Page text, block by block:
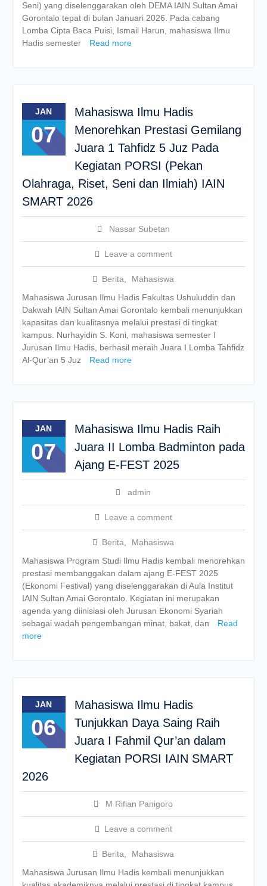
Seni) yang diselenggarakan oleh DEMA IAIN Sultan Amai
Gorontalo tepat di bulan Januari 2026. Pada cabang
Lomba Cipta Baca Puisi, Ismail Harun, mahasiswa Ilmu
Hadis semester
Read more
JAN
07
Mahasiswa Ilmu Hadis
Menorehkan Prestasi Gemilang
Juara 1 Tahfidz 5 Juz Pada
Kegiatan PORSI (Pekan
Olahraga, Riset, Seni dan Ilmiah) IAIN
SMART 2026
Nassar Subetan
Leave a comment
Berita
Mahasiswa
Mahasiswa Jurusan Ilmu Hadis Fakultas Ushuluddin dan
Dakwah IAIN Sultan Amai Gorontalo kembali menunjukkan
kapasitas dan kualitasnya melalui prestasi di tingkat
kampus. Nurhayidin S. Koni, mahasiswa semester I
Jurusan Ilmu Hadis, berhasil meraih Juara I Lomba Tahfidz
Al-Qur’an 5 Juz
Read more
JAN
07
Mahasiswa Ilmu Hadis Raih
Juara II Lomba Badminton pada
Ajang E-FEST 2025
admin
Leave a comment
Berita
Mahasiswa
Mahasiswa Program Studi Ilmu Hadis kembali menorehkan
prestasi membanggakan dalam ajang E-FEST 2025
(Ekonomi Festival) yang diselenggarakan di Aula Institut
IAIN Sultan Amai Gorontalo. Kegiatan ini merupakan
agenda yang diinisiasi oleh Jurusan Ekonomi Syariah
sebagai wadah pengembangan minat, bakat, dan
Read
more
JAN
06
Mahasiswa Ilmu Hadis
Tunjukkan Daya Saing Raih
Juara I Fahmil Qur’an dalam
Kegiatan PORSI IAIN SMART
2026
M Rifian Panigoro
Leave a comment
Berita
Mahasiswa
Mahasiswa Jurusan Ilmu Hadis kembali menunjukkan